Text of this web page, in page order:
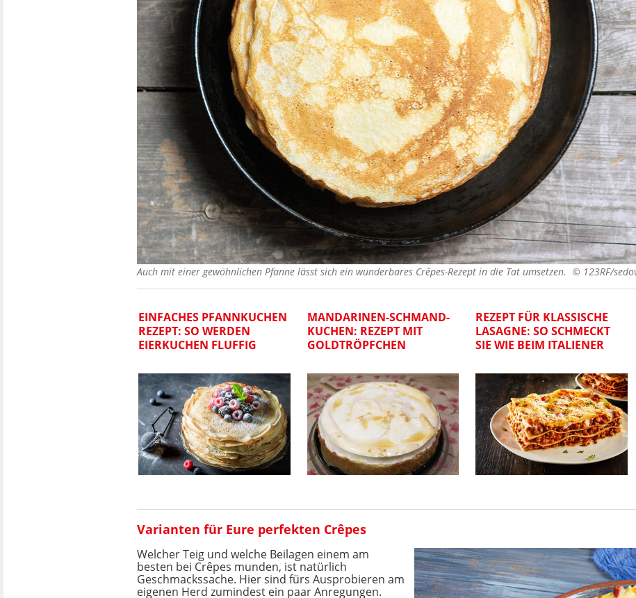
Auch mit einer gewöhnlichen Pfanne lässt sich ein wunderbares Crêpes-Rezept in die Tat umsetzen. © 123RF/
EINFACHES PFANNKUCHEN
REZEPT: SO WERDEN
EIERKUCHEN FLUFFIG
MANDARINEN-SCHMAND-
KUCHEN: REZEPT MIT
GOLDTRÖPFCHEN
REZEPT FÜR KLASSISCHE
LASAGNE: SO SCHMECKT
SIE WIE BEIM ITALIENER
Varianten für Eure perfekten Crêpes
Welcher Teig und welche Beilagen einem am
besten bei Crêpes munden, ist natürlich
Geschmackssache. Hier sind fürs Ausprobieren am
eigenen Herd zumindest ein paar Anregungen.